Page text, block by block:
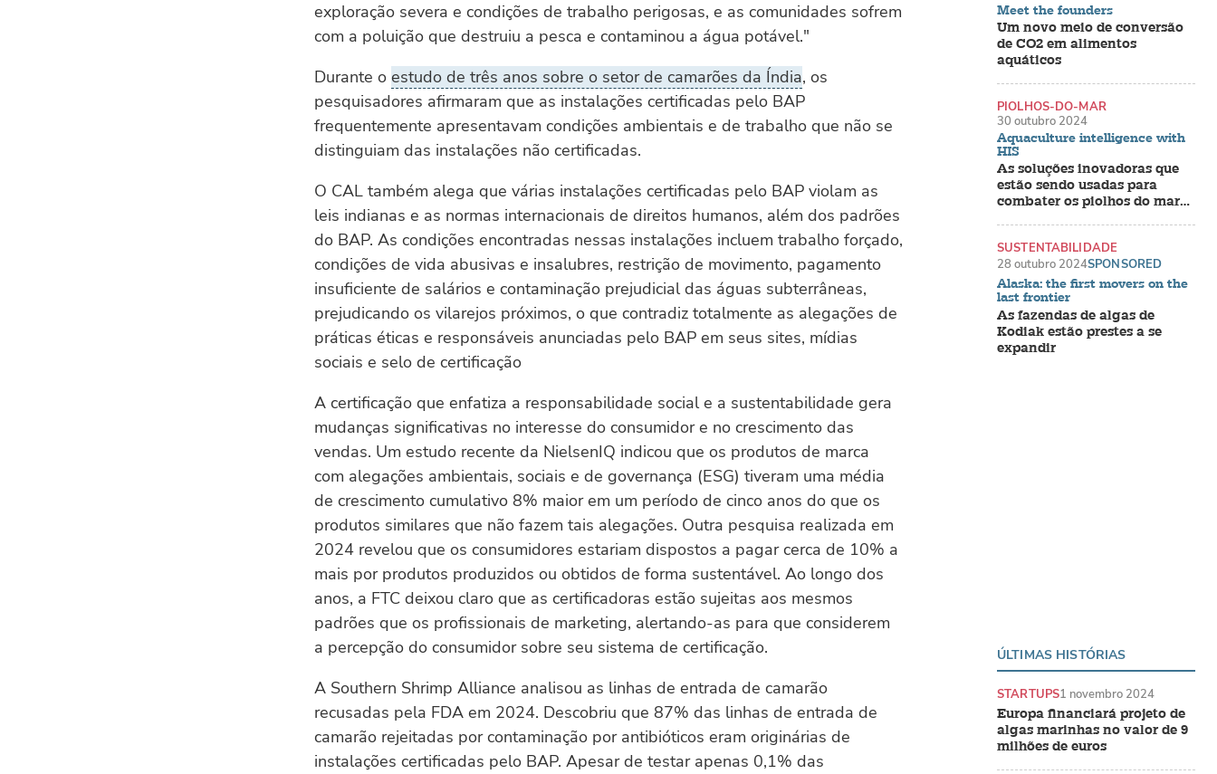
exploração severa e condições de trabalho perigosas, e as comunidades sofrem
com a poluição que destruiu a pesca e contaminou a água potável."
Durante o estudo de três anos sobre o setor de camarões da Índia, os
pesquisadores afirmaram que as instalações certificadas pelo BAP
frequentemente apresentavam condições ambientais e de trabalho que não se
distinguiam das instalações não certificadas.
O CAL também alega que várias instalações certificadas pelo BAP violam as
leis indianas e as normas internacionais de direitos humanos, além dos padrões
do BAP. As condições encontradas nessas instalações incluem trabalho forçado,
condições de vida abusivas e insalubres, restrição de movimento, pagamento
insuficiente de salários e contaminação prejudicial das águas subterrâneas,
prejudicando os vilarejos próximos, o que contradiz totalmente as alegações de
práticas éticas e responsáveis anunciadas pelo BAP em seus sites, mídias
sociais e selo de certificação
A certificação que enfatiza a responsabilidade social e a sustentabilidade gera
mudanças significativas no interesse do consumidor e no crescimento das
vendas. Um estudo recente da NielsenIQ indicou que os produtos de marca
com alegações ambientais, sociais e de governança (ESG) tiveram uma média
de crescimento cumulativo 8% maior em um período de cinco anos do que os
produtos similares que não fazem tais alegações. Outra pesquisa realizada em
2024 revelou que os consumidores estariam dispostos a pagar cerca de 10% a
mais por produtos produzidos ou obtidos de forma sustentável. Ao longo dos
anos, a FTC deixou claro que as certificadoras estão sujeitas aos mesmos
padrões que os profissionais de marketing, alertando-as para que considerem
a percepção do consumidor sobre seu sistema de certificação.
A Southern Shrimp Alliance analisou as linhas de entrada de camarão
recusadas pela FDA em 2024. Descobriu que 87% das linhas de entrada de
camarão rejeitadas por contaminação por antibióticos eram originárias de
instalações certificadas pelo BAP. Apesar de testar apenas 0,1% das
Meet the founders
Um novo meio de conversão
de CO2 em alimentos
aquáticos
Aquaculture intelligence with
HIS
As soluções inovadoras que
estão sendo usadas para
combater os piolhos do mar
PIOLHOS-DO-MAR
30 outubro 2024
Alaska: the first movers on the
last frontier
As fazendas de algas de
Kodiak estão prestes a se
expandir
SUSTENTABILIDADE
28 outubro 2024SPONSORED
ÚLTIMAS HISTÓRIAS
Europa financiará projeto de
algas marinhas no valor de 9
milhões de euros
STARTUPS1 novembro 2024